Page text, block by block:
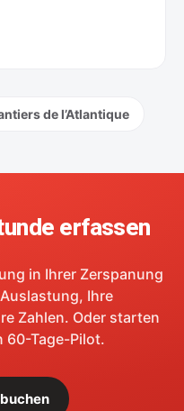
de l’Atlantique
erfassen
in Ihrer Zerspanung
Ihre
Zahlen. Oder starten
60-Tage-Pilot.